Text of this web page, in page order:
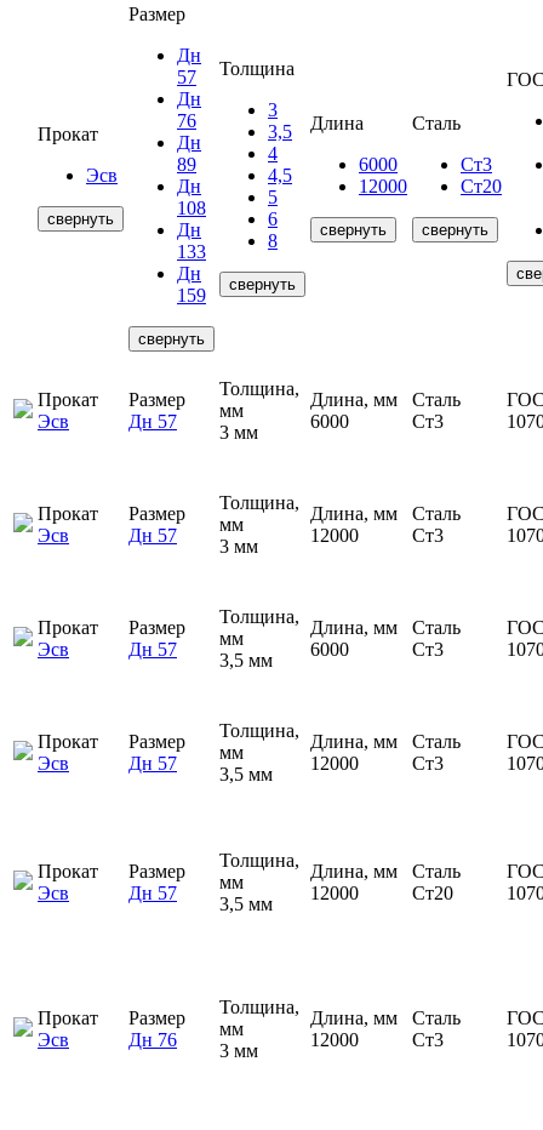
Прокат
Эсв
свернуть
Размер
Дн
57
Дн
76
Дн
89
Дн
108
Дн
133
Дн
159
свернуть
Толщина
3
3,5
4
4,5
5
6
8
свернуть
Длина
6000
12000
свернуть
Сталь
Ст3
Ст20
свернуть
Прокат
Эсв
Размер
Дн 57
Толщина,
мм
3 мм
Длина, мм
6000
Сталь
Ст3
Прокат
Эсв
Размер
Дн 57
Толщина,
мм
3 мм
Длина, мм
12000
Сталь
Ст3
Прокат
Эсв
Размер
Дн 57
Толщина,
мм
3,5 мм
Длина, мм
6000
Сталь
Ст3
Прокат
Эсв
Размер
Дн 57
Толщина,
мм
3,5 мм
Длина, мм
12000
Сталь
Ст3
Прокат
Эсв
Размер
Дн 57
Толщина,
мм
3,5 мм
Длина, мм
12000
Сталь
Ст20
Прокат
Эсв
Размер
Дн 76
Толщина,
мм
3 мм
Длина, мм
12000
Сталь
Ст3